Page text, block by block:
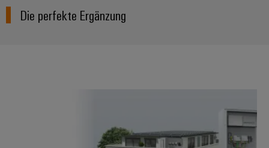
Die perfekte Ergänzung